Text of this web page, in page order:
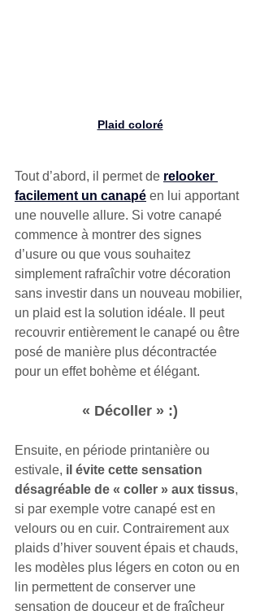
Plaid coloré
Tout d’abord, il permet de relooker
facilement un canapé en lui apportant
une nouvelle allure. Si votre canapé
commence à montrer des signes
d’usure ou que vous souhaitez
simplement rafraîchir votre décoration
sans investir dans un nouveau mobilier,
un plaid est la solution idéale. Il peut
recouvrir entièrement le canapé ou être
posé de manière plus décontractée
pour un effet bohème et élégant.
« Décoller » :)
Ensuite, en période printanière ou
estivale, il évite cette sensation
désagréable de « coller » aux tissus,
si par exemple votre canapé est en
velours ou en cuir. Contrairement aux
plaids d’hiver souvent épais et chauds,
les modèles plus légers en coton ou en
lin permettent de conserver une
sensation de douceur et de fraîcheur